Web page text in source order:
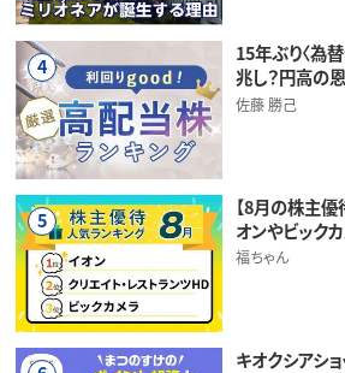
4
15年ぶり〈為
兆し？円高の
佐藤 勝己
5
【8月の株主
オンやビック
福ちゃん
キオクシアシ